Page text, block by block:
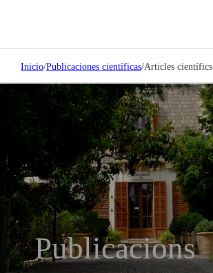
Inicio/Publicaciones científicas/Articles científics
Publicacions